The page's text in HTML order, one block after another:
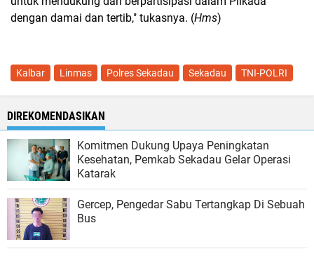
dengan damai dan tertib," tukasnya. (Hms)
Kalbar Linmas Polres Sekadau Sekadau TNI-POLRI
DIREKOMENDASIKAN
Komitmen Dukung Upaya Peningkatan
Kesehatan, Pemkab Sekadau Gelar Operasi
Katarak
Gercep, Pengedar Sabu Tertangkap Di Sebuah
Bus